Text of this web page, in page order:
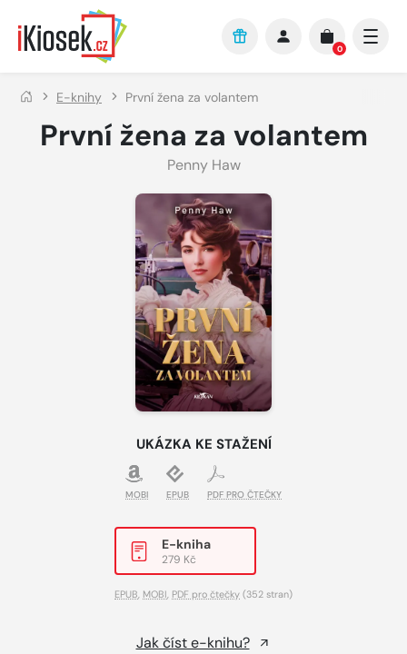
Přejít na hlavní obsah
0
E-knihy První žena za volantem
První žena za volantem
Penny Haw
UKÁZKA KE STAŽENÍ
MOBI EPUB PDF PRO ČTEČKY
E-kniha
279 Kč
EPUB, MOBI, PDF pro čtečky (352 stran)
Jak číst e-knihu?